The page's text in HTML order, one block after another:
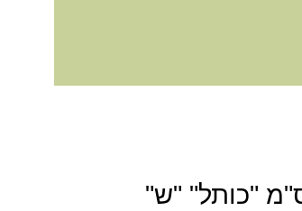
לכתוב סקירה “מזוזה פלסטיק שקופה 12 ס"מ "כותל" "ש"